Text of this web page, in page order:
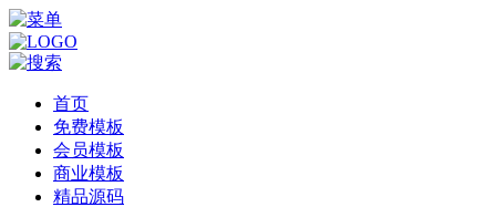
首页
免费模板
会员模板
商业模板
精品源码